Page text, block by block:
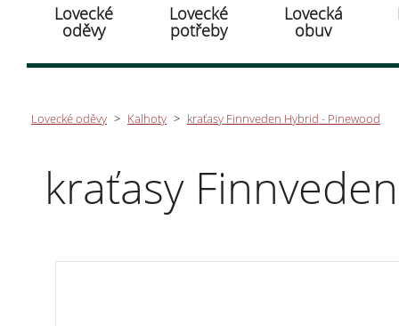
Lovecké
oděvy
Lovecké
potřeby
Lovecká
obuv
Lovecké oděvy > Kalhoty > kraťasy Finnveden Hybrid - Pinewood
kraťasy